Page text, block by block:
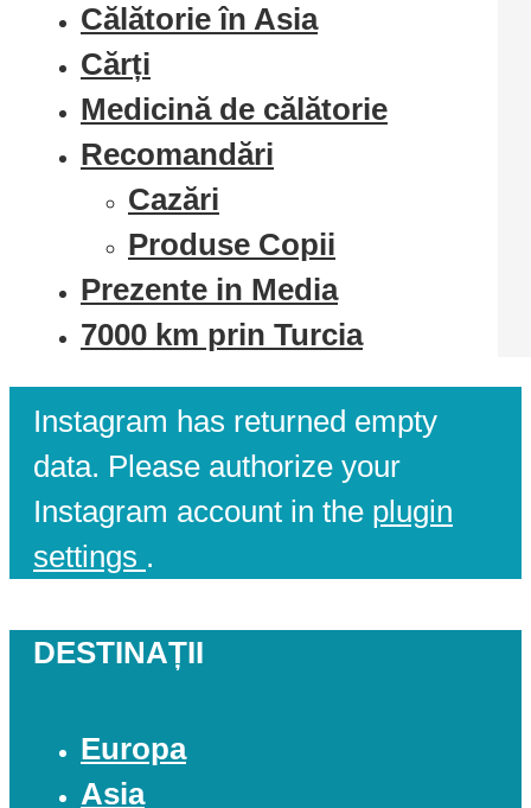
Călătorie în Asia
Cărți
Medicină de călătorie
Recomandări
Cazări
Produse Copii
Prezente in Media
7000 km prin Turcia
Instagram has returned empty
data. Please authorize your
Instagram account in the plugin
settings .
DESTINAȚII
Europa
Asia